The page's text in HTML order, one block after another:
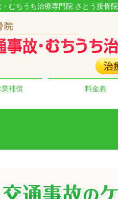
むちうち治療専門院 さとう接骨院
補償 料金表